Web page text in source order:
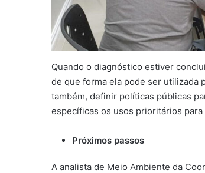
Quando o diagnóstico estiver
de que forma ela pode ser utilizada
também, definir políticas públicas
específicas os usos prioritários
Próximos passos
A analista de Meio Ambiente da